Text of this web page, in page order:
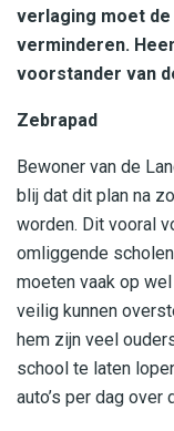
verlaging moet
verminderen.
voorstander van
Zebrapad
Bewoner van de
blij dat dit plan na
worden. Dit vooral
omliggende
moeten vaak op
veilig kunnen
hem zijn veel
school te laten
auto’s per dag over